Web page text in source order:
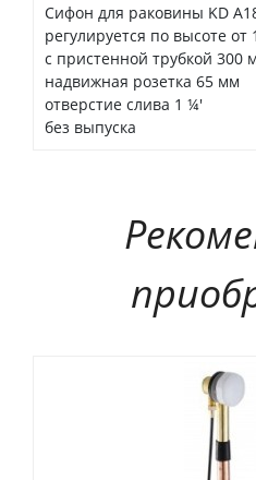
Сифон для раковины KD
регулируется по высоте
с пристенной трубкой 300
надвижная розетка 65 мм
отверстие слива 1 ¼'
без выпуска